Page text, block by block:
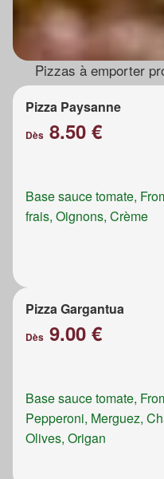
Pizzas à emporter
Pizza Paysanne
Dès 8.50 €
Base sauce tomate,
frais, Oignons, Crème
Pizza Gargantua
Dès 9.00 €
Base sauce tomate,
Pepperoni, Merguez,
Olives, Origan